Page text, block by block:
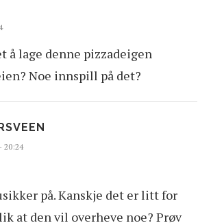
å lage denne pizzadeigen
Noe innspill på det?
20:24
på. Kanskje det er litt for
at den vil overheve noe? Prøv